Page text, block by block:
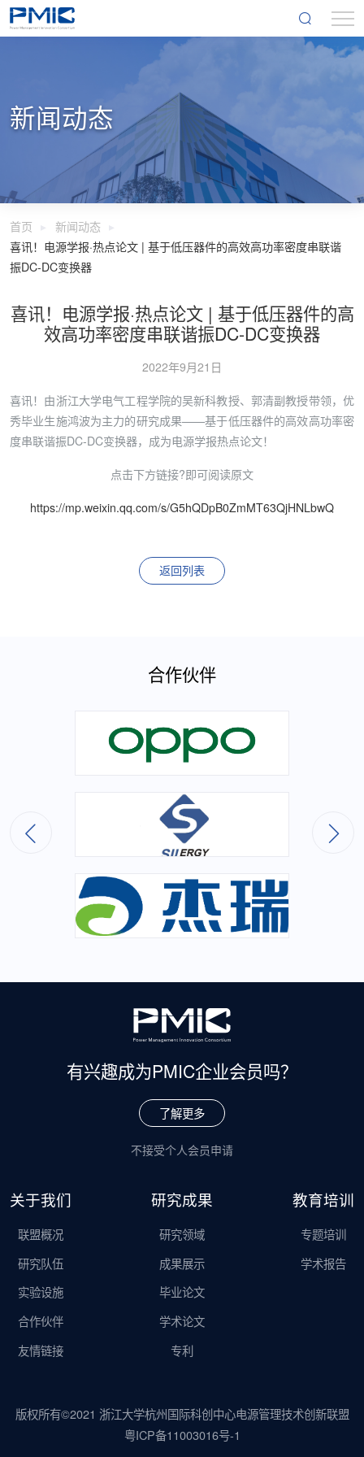
新闻动态
首页
新闻动态
喜讯！电源学报·热点论文 | 基于低压器件的高效高功率密度串联谐
振DC-DC变换器
喜讯！电源学报·热点论文 | 基于低压器件的高
效高功率密度串联谐振DC-DC变换器
2022年9月21日
喜讯！由浙江大学电气工程学院的吴新科教授、郭清副教授带领，优
秀毕业生施鸿波为主力的研究成果——基于低压器件的高效高功率密
度串联谐振DC-DC变换器，成为电源学报热点论文！
点击下方链接?即可阅读原文
https://mp.weixin.qq.com/s/G5hQDpB0ZmMT63QjHNLbwQ
返回列表
合作伙伴
有兴趣成为PMIC企业会员吗？
了解更多
不接受个人会员申请
关于我们
联盟概况
研究队伍
实验设施
合作伙伴
友情链接
研究成果
研究领域
成果展示
毕业论文
学术论文
专利
教育培训
专题培训
学术报告
版权所有©2021 浙江大学杭州国际科创中心电源管理技术创新联盟
粤ICP备11003016号-1